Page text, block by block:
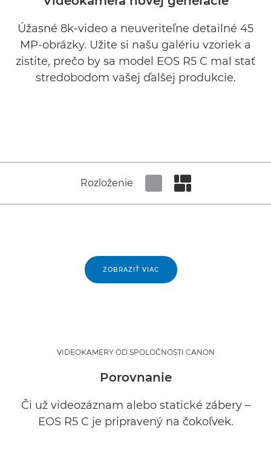
Úžasné 8k-video a neuveriteľne detailné 45
MP-obrázky. Užite si našu galériu vzoriek a
zistite, prečo by sa model EOS R5 C mal stať
stredobodom vašej ďalšej produkcie.
Rozloženie
ZOBRAZIŤ VIAC
VIDEOKAMERY OD SPOLOČNOSTI CANON
Porovnanie
Či už videozáznam alebo statické zábery –
EOS R5 C je pripravený na čokoľvek.